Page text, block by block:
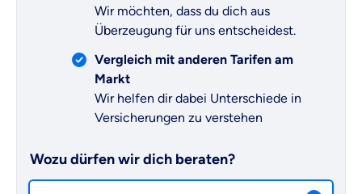
Wir möchten, dass du dich aus
Überzeugung für uns entscheidest.
Vergleich mit anderen Tarifen am
Markt
Wir helfen dir dabei Unterschiede in
Versicherungen zu verstehen
Wozu dürfen wir dich beraten?